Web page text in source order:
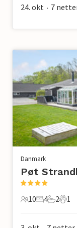
24. okt • 7
Danmark
Pøt
10 Gjester
10
4 Soverom
4
2 Bad
2
1
1